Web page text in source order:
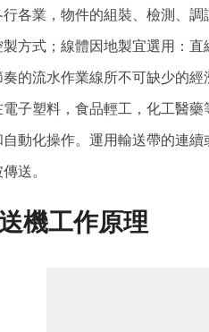
各業，物件的組裝、檢測、
方式；線體因地製宜選用：
的流水作業線所不可缺少的
子塑料，食品輕工，化工醫
動化操作。運用輸送帶的連
送。
機工作原理